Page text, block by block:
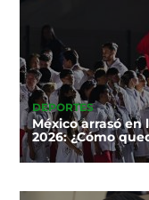
DEPORTES
México arrasó en
2026: ¿Cómo